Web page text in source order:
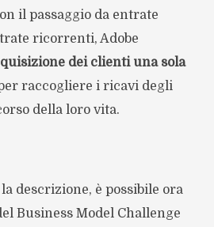
il passaggio da entrate
ricorrenti, Adobe
dei clienti una sola
raccogliere i ricavi degli
della loro vita.
descrizione, è possibile ora
Business Model Challenge